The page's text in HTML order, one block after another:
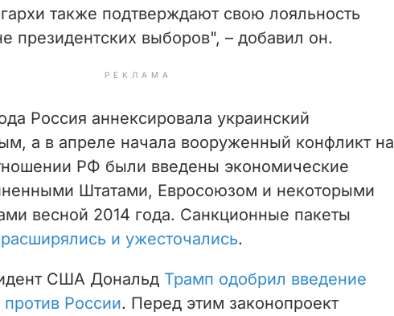
также подтверждают свою лояльность
президентских выборов", – добавил он.
РЕКЛАМА
Россия аннексировала украинский
а в апреле начала вооруженный конфликт на
РФ были введены экономические
Штатами, Евросоюзом и некоторыми
весной 2014 года. Санкционные пакеты
и ужесточались.
США Дональд Трамп одобрил введение
России. Перед этим законопроект